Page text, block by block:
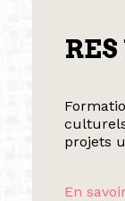
projets
En